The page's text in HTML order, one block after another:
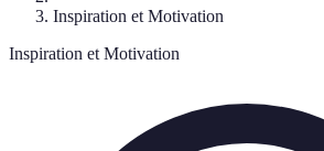
Inspiration et Motivation
Inspiration et Motivation